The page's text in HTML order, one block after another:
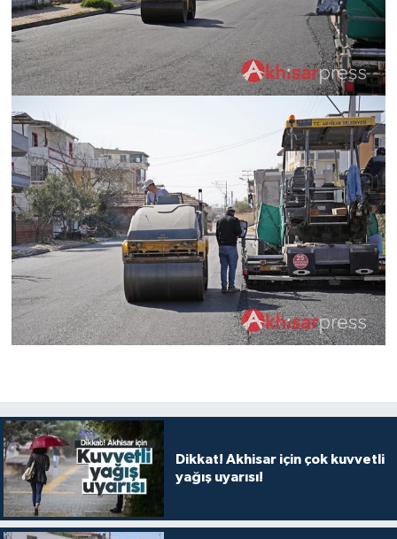
Dikkat! Akhisar için çok kuvvetli
yağış uyarısı!